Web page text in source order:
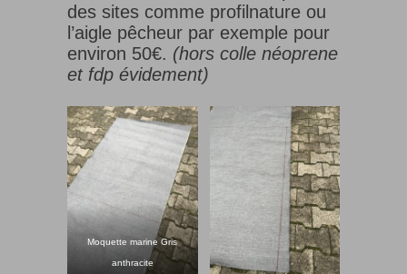
des sites comme profilnature ou
l’aigle pêcheur par exemple pour
environ 50€. (hors colle néoprene
et fdp évidement)
Moquette marine Gris
anthracite